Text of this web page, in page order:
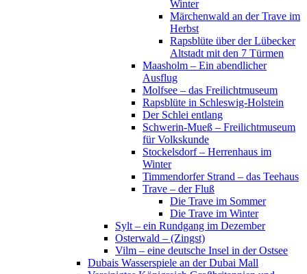
Winter
Märchenwald an der Trave im
Herbst
Rapsblüte über der Lübecker
Altstadt mit den 7 Türmen
Maasholm – Ein abendlicher
Ausflug
Molfsee – das Freilichtmuseum
Rapsblüte in Schleswig-Holstein
Der Schlei entlang
Schwerin-Mueß – Freilichtmuseum
für Volkskunde
Stockelsdorf – Herrenhaus im
Winter
Timmendorfer Strand – das Teehaus
Trave – der Fluß
Die Trave im Sommer
Die Trave im Winter
Sylt – ein Rundgang im Dezember
Osterwald – (Zingst)
Vilm – eine deutsche Insel in der Ostsee
Dubais Wasserspiele an der Dubai Mall